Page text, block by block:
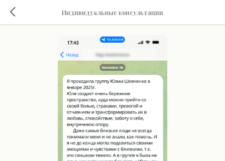
Индивидуальные консультации